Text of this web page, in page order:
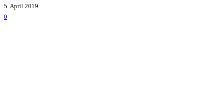
5. April 2019
0